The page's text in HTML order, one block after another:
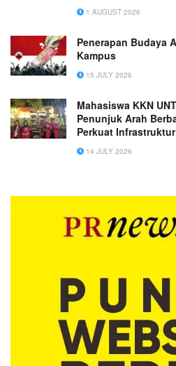
1 AUGUST 2026
Penerapan Budaya
Kampus
15 JULY 2026
Mahasiswa KKN
Penunjuk Arah
Perkuat
Asempapak
14 JULY 2026